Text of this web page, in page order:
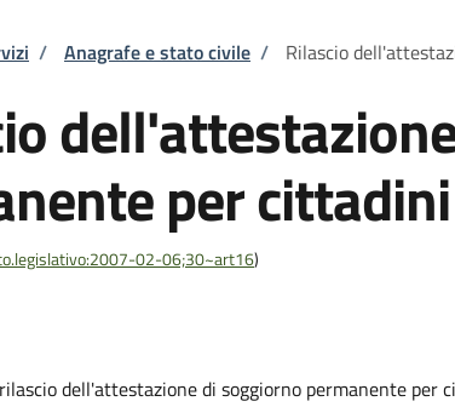
di pane
/ Anagrafe e stato civile / Rilascio
per
02-06;30~art16)
dell'attestazione di soggiorno permanente per